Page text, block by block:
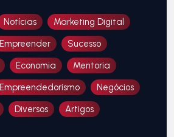
Notícias
Marketing Digital
Empreender
Sucesso
Economia
Mentoria
Empreendedorismo
Negócios
Diversos Artigos